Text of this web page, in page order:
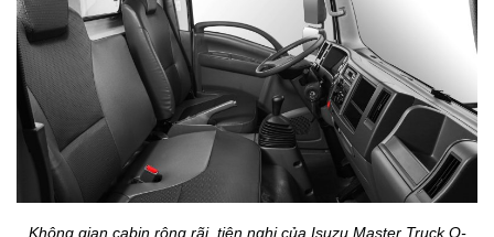
Không gian cabin rộng rãi, tiện nghi của Isuzu Master Truck Q-